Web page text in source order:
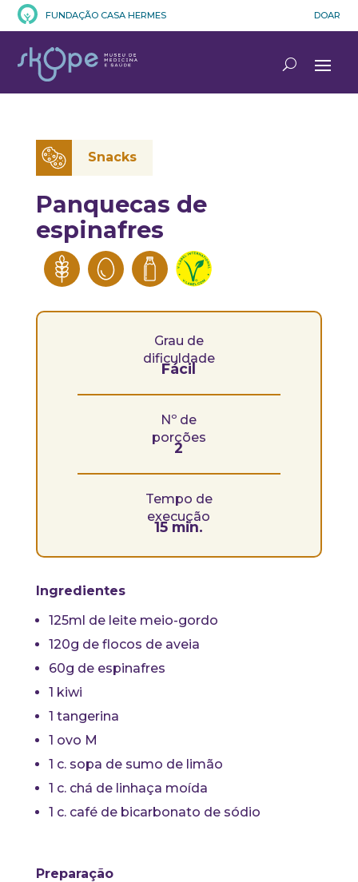
FUNDAÇÃO CASA HERMES DOAR
Snacks
Panquecas de
espinafres
Grau de
dificuldade
Fácil
Nº de
porções
2
Tempo de
execução
15 min.
Ingredientes
125ml de leite meio-gordo
120g de flocos de aveia
60g de espinafres
1 kiwi
1 tangerina
1 ovo M
1 c. sopa de sumo de limão
1 c. chá de linhaça moída
1 c. café de bicarbonato de sódio
Preparação